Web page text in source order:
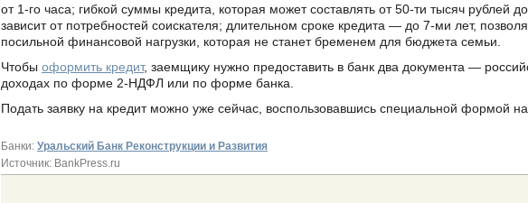
от 1-го часа; гибкой суммы кредита, которая может составлять от 50-ти тысяч рублей
зависит от потребностей соискателя; длительном сроке кредита — до 7-ми лет,
посильной финансовой нагрузки, которая не станет бременем для бюджета семьи.
Чтобы оформить кредит, заемщику нужно предоставить в банк два документа —
доходах по форме 2-НДФЛ или по форме банка.
Подать заявку на кредит можно уже сейчас, воспользовавшись специальной формой
Банки: Уральский Банк Реконструкции и Развития
Источник: BankPress.ru